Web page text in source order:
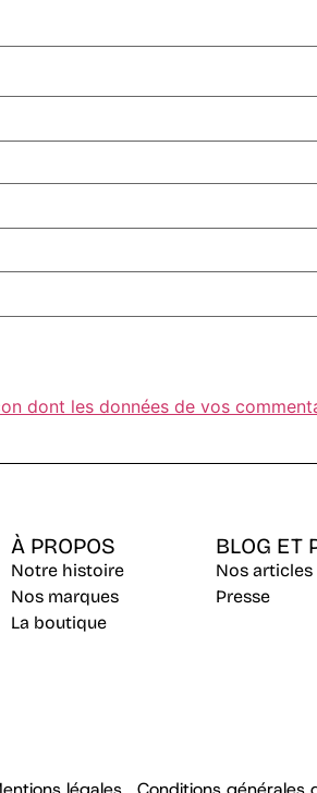
dont les données de vos
À PROPOS
Notre histoire
Nos marques
La boutique
BLOG ET
Nos articles
Presse